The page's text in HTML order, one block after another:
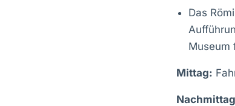
Das
Museum
Mittag: